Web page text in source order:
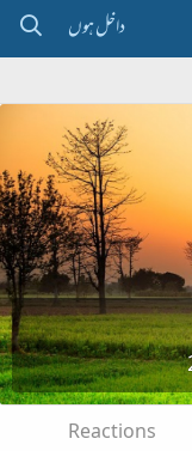
داخل ہوں
Reactions